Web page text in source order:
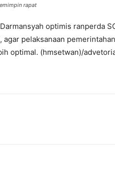
rapat
optimis ranperda
agar pelaksanaan
optimal. (hmsetwan)/